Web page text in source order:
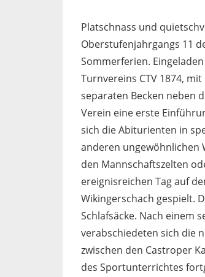
Platschnass und
Oberstufenjahrgangs 11
Sommerferien.
Turnvereins CTV 1874,
separaten Becken neben
Verein eine erste
sich die Abiturienten in
anderen ungewöhnlichen
den Mannschaftszelten
ereignisreichen Tag auf
Wikingerschach gespielt.
Schlafsäcke. Nach einem
verabschiedeten sich die
zwischen den Castroper
des Sportunterrichtes